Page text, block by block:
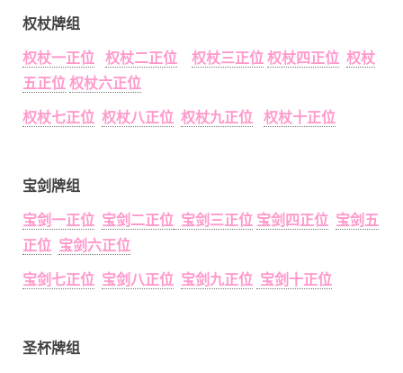
权杖牌组
权杖一正位
权杖二正位 权杖三正位 权杖四正位 权杖
五正位 权杖六正位
权杖七正位 权杖八正位 权杖九正位 权杖十正位
宝剑牌组
宝剑一正位 宝剑二正位 宝剑三正位 宝剑四正位 宝剑五
正位 宝剑六正位
宝剑七正位 宝剑八正位 宝剑九正位 宝剑十正位
圣杯牌组